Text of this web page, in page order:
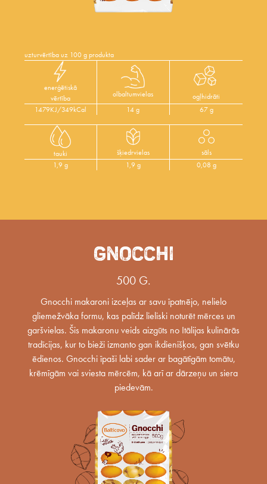
uzturvērtība uz 100 g produkta
enerģētiskā
vērtība
olbaltumvielas
ogļhidrāti
1479KJ/349kCal
14 g 67 g
tauki šķiedrvielas
sāls
1,9 g
1,9 g 0,08 g
GNOCCHI
500 G.
Gnocchi makaroni izceļas ar savu īpatnējo, nelielo
gliemežvāka formu, kas palīdz lieliski noturēt mērces un
garšvielas. Šis makaronu veids aizgūts no Itālijas kulinārās
tradīcijas, kur to bieži izmanto gan ikdienišķos, gan svētku
ēdienos. Gnocchi īpaši labi sader ar bagātīgām tomātu,
krēmīgām vai sviesta mērcēm, kā arī ar dārzeņu un siera
piedevām.